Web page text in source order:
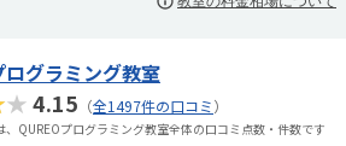
ログラミング教室
4.15 （全1497件の口コミ）
QUREOプログラミング教室全体の口コミ点数・件数です